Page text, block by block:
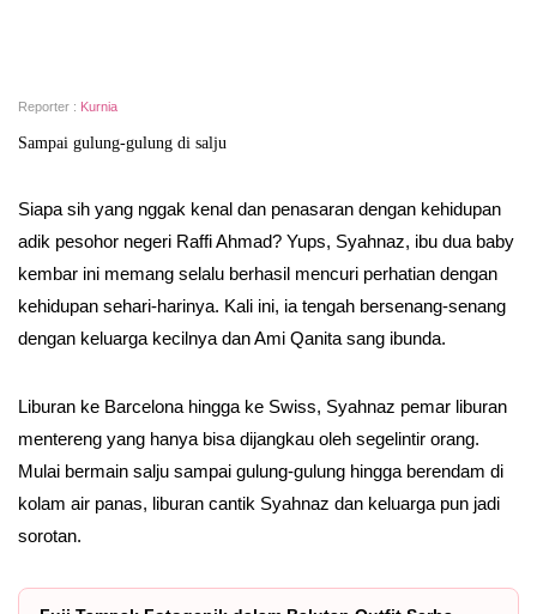
Reporter : Kurnia
Sampai gulung-gulung di salju
Siapa sih yang nggak kenal dan penasaran dengan kehidupan
adik pesohor negeri Raffi Ahmad? Yups, Syahnaz, ibu dua baby
kembar ini memang selalu berhasil mencuri perhatian dengan
kehidupan sehari-harinya. Kali ini, ia tengah bersenang-senang
dengan keluarga kecilnya dan Ami Qanita sang ibunda.
Liburan ke Barcelona hingga ke Swiss, Syahnaz pemar liburan
mentereng yang hanya bisa dijangkau oleh segelintir orang.
Mulai bermain salju sampai gulung-gulung hingga berendam di
kolam air panas, liburan cantik Syahnaz dan keluarga pun jadi
sorotan.